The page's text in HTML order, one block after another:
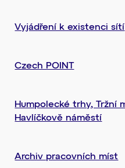
Vyjádření k existenci sítí
Czech POINT
Humpolecké trhy, Tržní
Havlíčkově náměstí
Archiv pracovních míst